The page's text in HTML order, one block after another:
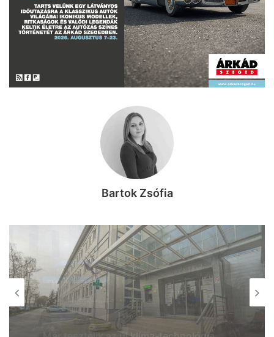
Bartok Zsófia
SMART SZEGED
2026, augusztus 6. 06:44
SMART SZEGED
2026, augusztus 5. 20:32
Normális közlekedési lehetőségeket és